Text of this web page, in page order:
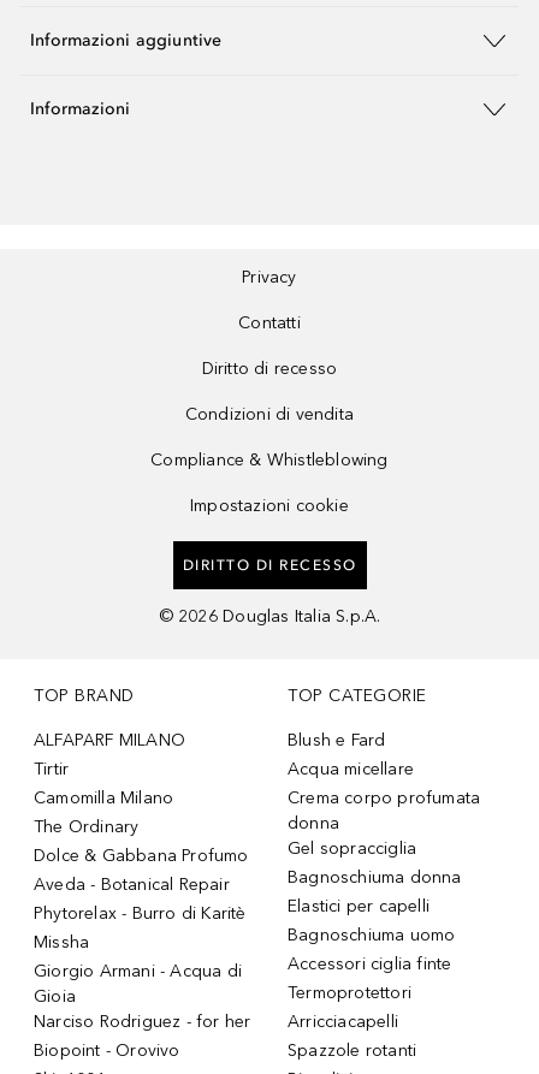
Informazioni aggiuntive
Informazioni
Privacy
Contatti
Diritto di recesso
Condizioni di vendita
Compliance & Whistleblowing
Impostazioni cookie
DIRITTO DI RECESSO
© 2026 Douglas Italia S.p.A.
TOP BRAND
ALFAPARF MILANO
Tirtir
Camomilla Milano
The Ordinary
Dolce & Gabbana Profumo
Aveda - Botanical Repair
Phytorelax - Burro di Karitè
Missha
Giorgio Armani - Acqua di
Gioia
Narciso Rodriguez - for her
Biopoint - Orovivo
TOP CATEGORIE
Blush e Fard
Acqua micellare
Crema corpo profumata
donna
Gel sopracciglia
Bagnoschiuma donna
Elastici per capelli
Bagnoschiuma uomo
Accessori ciglia finte
Termoprotettori
Arricciacapelli
Spazzole rotanti